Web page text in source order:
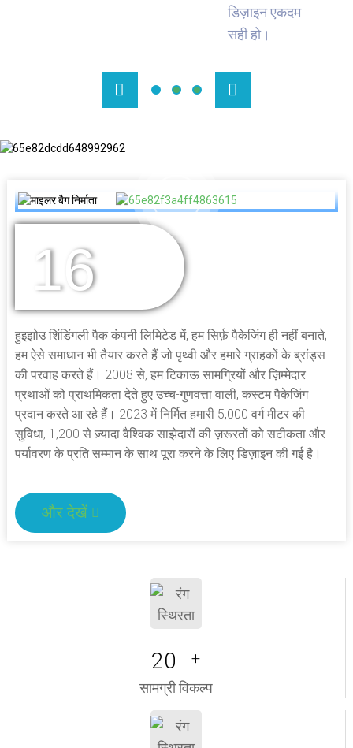
डिज़ाइन एकदम
सही हो।
16
हुइझोउ शिंडिंगली पैक कंपनी लिमिटेड में, हम सिर्फ़ पैकेजिंग ही नहीं बनाते;
हम ऐसे समाधान भी तैयार करते हैं जो पृथ्वी और हमारे ग्राहकों के ब्रांड्स
की परवाह करते हैं। 2008 से, हम टिकाऊ सामग्रियों और ज़िम्मेदार
प्रथाओं को प्राथमिकता देते हुए उच्च-गुणवत्ता वाली, कस्टम पैकेजिंग
प्रदान करते आ रहे हैं। 2023 में निर्मित हमारी 5,000 वर्ग मीटर की
सुविधा, 1,200 से ज़्यादा वैश्विक साझेदारों की ज़रूरतों को सटीकता और
पर्यावरण के प्रति सम्मान के साथ पूरा करने के लिए डिज़ाइन की गई है।
और देखें
20 +
सामग्री विकल्प